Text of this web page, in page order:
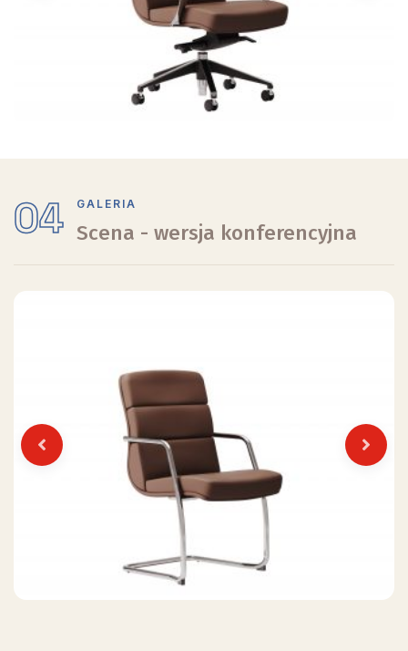
04 GALERIA
Scena - wersja konferencyjna
Previous Next